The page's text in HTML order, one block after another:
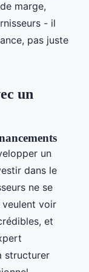
marge,
- il
pas juste
un
un
dans le
ne se
veulent voir
et
structurer